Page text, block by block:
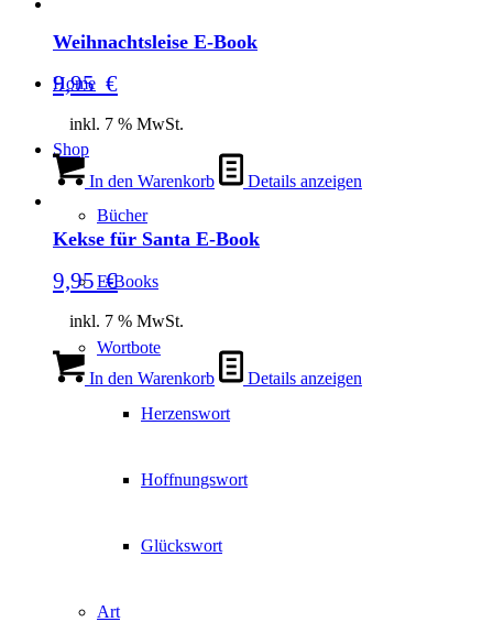
Home
Shop
Bücher
E-Books
Wortbote
Herzenswort
Hoffnungswort
Glückswort
Art
Weihnachtsleise E-Book
9,95 €
inkl. 7 % MwSt.
In den Warenkorb Details anzeigen
Kekse für Santa E-Book
9,95€
inkl. 7 % MwSt.
In den Warenkorb Details anzeigen